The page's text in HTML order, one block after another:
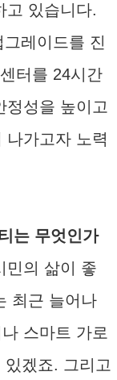
고 있습니다.
레이드를 진
터를 24시간
정성을 높이고
나가고자 노력
는 무엇인가
민의 삶이 좋
최근 늘어나
스마트 가로
겠죠. 그리고